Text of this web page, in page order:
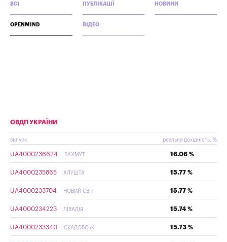
ВСІ ПУБЛІКАЦІЇ НОВИНИ
OPENMIND ВІДЕО
ОВДП УКРАЇНИ
випуск реальна дохідність, %
UA4000236624 БАХМУТ 16.06 %
UA4000235865 АЛУШТА 15.77 %
UA4000233704 НОВИЙ СВІТ 15.77 %
UA4000234223 ЛІВАДІЯ 15.74 %
UA4000233340 СКАДОВСЬК 15.73 %